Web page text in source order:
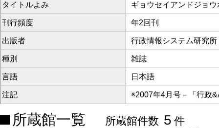
タイトルよみ ギョウセイアンドジョ
刊行頻度 年2回刊
出版者 行政情報システム研究所
種別 雑誌
言語 日本語
注記 ※2007年4月号－「行政
所蔵館一覧 所蔵館件数 5 件